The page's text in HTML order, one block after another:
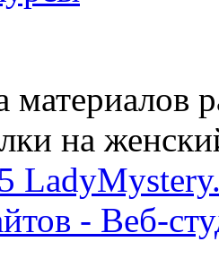
материалов
на
- Веб-